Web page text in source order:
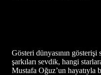
Gösteri dünyasının
şarkıları sevdik, hangi
Mustafa Oğuz’un hayatıyla